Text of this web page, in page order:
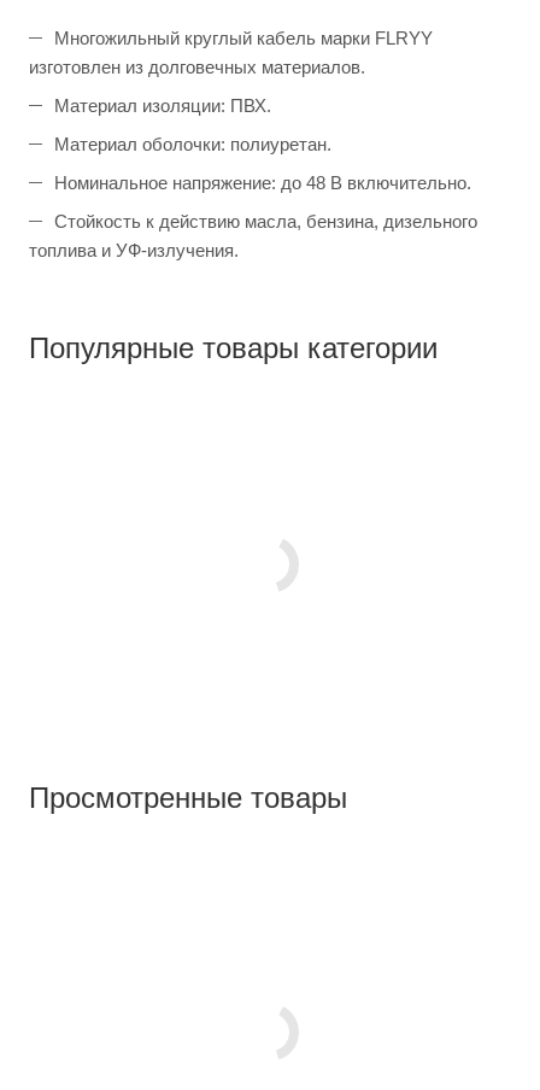
Многожильный круглый кабель марки FLRYY
изготовлен из долговечных материалов.
Материал изоляции: ПВХ.
Материал оболочки: полиуретан.
Номинальное напряжение: до 48 В включительно.
Стойкость к действию масла, бензина, дизельного
топлива и УФ-излучения.
Популярные товары категории
Просмотренные товары